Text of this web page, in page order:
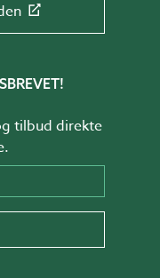
tilbud direkte